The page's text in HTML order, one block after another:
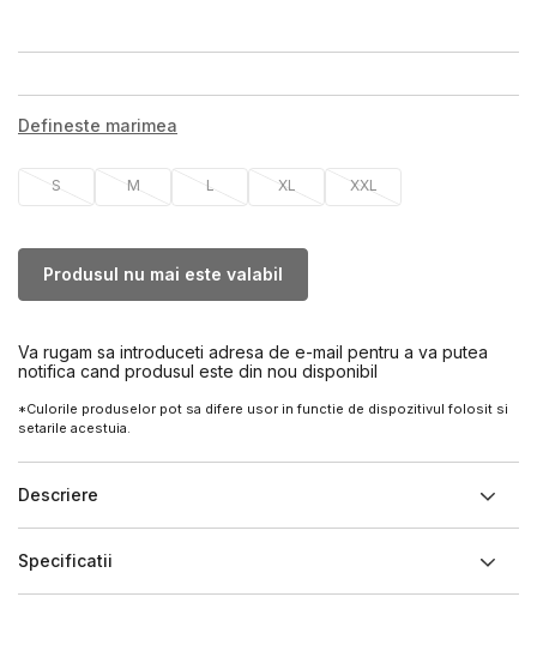
Defineste marimea
S M L XL XXL
Produsul nu mai este valabil
Va rugam sa introduceti adresa de e-mail pentru a va putea
notifica cand produsul este din nou disponibil
*Culorile produselor pot sa difere usor in functie de dispozitivul folosit si
setarile acestuia.
Descriere
Specificatii